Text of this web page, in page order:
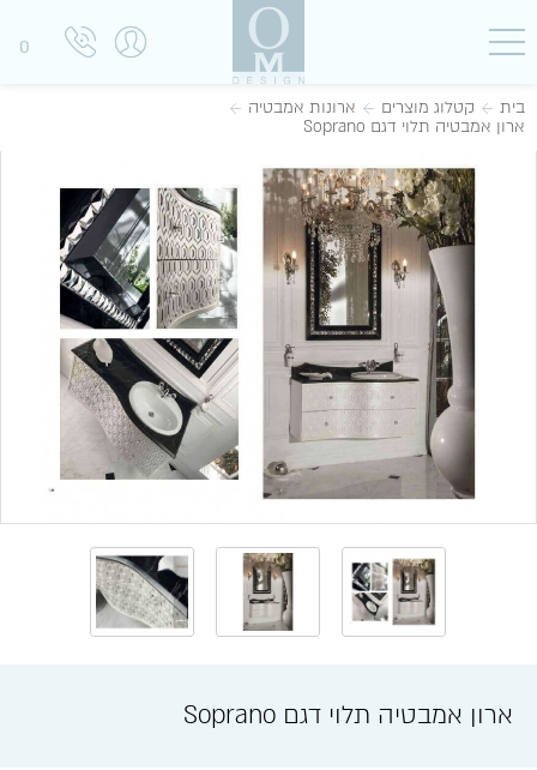
0
בית קטלוג מוצרים
ארונות אמבטיה
ארון אמבטיה תלוי דגם Soprano
ארון אמבטיה תלוי דגם Soprano